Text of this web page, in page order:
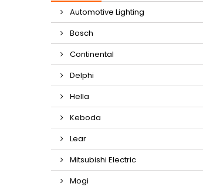
Automotive Lighting
Bosch
Continental
Delphi
Hella
Keboda
Lear
Mitsubishi Electric
Mogi